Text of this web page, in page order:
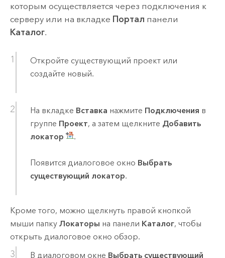
которым осуществляется через подключения к
серверу или на вкладке Портал панели
Каталог.
Откройте существующий проект или
создайте новый.
На вкладке Вставка нажмите Подключения в
группе Проект, а затем щелкните Добавить
локатор
.
Появится диалоговое окно Выбрать
существующий локатор.
Кроме того, можно щелкнуть правой кнопкой
мыши папку Локаторы на панели Каталог, чтобы
открыть диалоговое окно обзор.
В диалоговом окне Выбрать существующий